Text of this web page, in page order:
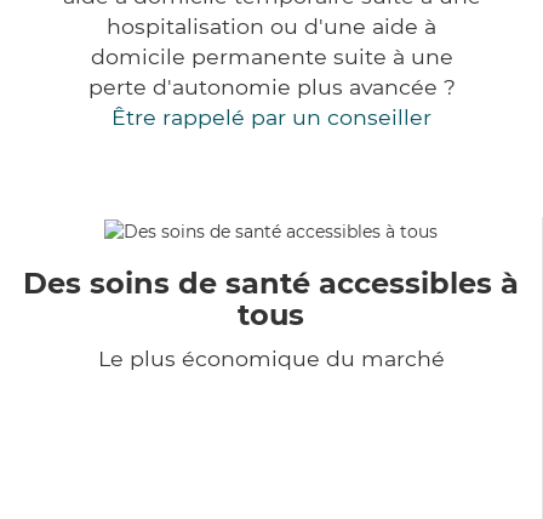
hospitalisation ou d'une aide à
domicile permanente suite à une
perte d'autonomie plus avancée ?
Être rappelé par un conseiller
Des soins de santé accessibles à
tous
Le plus économique du marché